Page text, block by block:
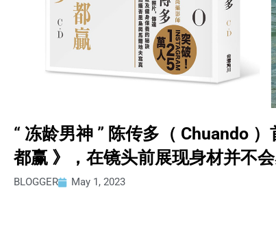
“ 冻龄男神 ” 陈传多（ Chuando
都赢 》，在镜头前展现身材并不
BLOGGER May 1, 2023